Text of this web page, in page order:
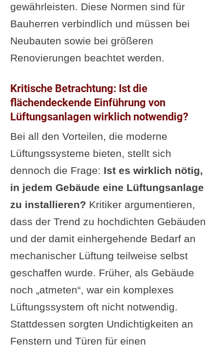
gewährleisten. Diese Normen sind für
Bauherren verbindlich und müssen bei
Neubauten sowie bei größeren
Renovierungen beachtet werden.
Kritische Betrachtung: Ist die
flächendeckende Einführung von
Lüftungsanlagen wirklich notwendig?
Bei all den Vorteilen, die moderne
Lüftungssysteme bieten, stellt sich
dennoch die Frage: Ist es wirklich nötig,
in jedem Gebäude eine Lüftungsanlage
zu installieren? Kritiker argumentieren,
dass der Trend zu hochdichten Gebäuden
und der damit einhergehende Bedarf an
mechanischer Lüftung teilweise selbst
geschaffen wurde. Früher, als Gebäude
noch „atmeten“, war ein komplexes
Lüftungssystem oft nicht notwendig.
Stattdessen sorgten Undichtigkeiten an
Fenstern und Türen für einen